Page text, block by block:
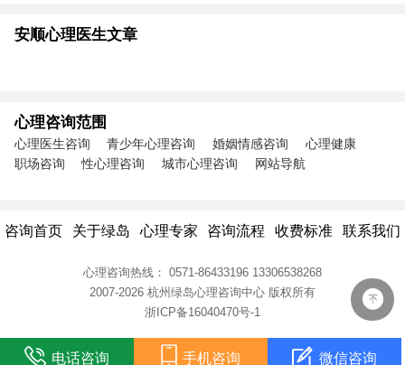
安顺心理医生文章
心理咨询范围
心理医生咨询 青少年心理咨询 婚姻情感咨询
心理健康
职场咨询
性心理咨询 城市心理咨询 网站导航
咨询首页 关于绿岛 心理专家 咨询流程 收费标准 联系我们
心理咨询热线： 0571-86433196 13306538268
2007-2026 杭州绿岛心理咨询中心 版权所有
浙ICP备16040470号-1
电话咨询 手机咨询 微信咨询